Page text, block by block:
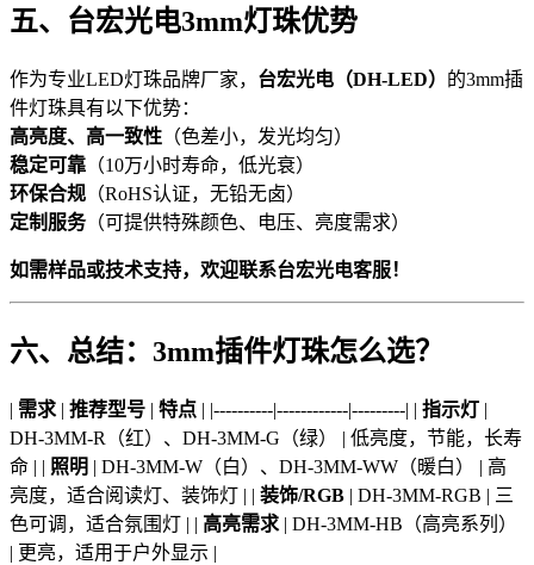
五、台宏光电3mm灯珠优势
作为专业LED灯珠品牌厂家， 台宏光电（DH-LED） 的3mm插
件灯珠具有以下优势：
高亮度、高一致性 （色差小，发光均匀）
稳定可靠 （10万小时寿命，低光衰）
环保合规 （RoHS认证，无铅无卤）
定制服务（可提供特殊颜色、电压、亮度需求）
如需样品或技术支持，欢迎联系台宏光电客服！
六、总结：3mm插件灯珠怎么选？
| 需求 | 推荐型号 | 特点 | |----------|------------|---------| | 指示灯 |
DH-3MM-R（红）、DH-3MM-G（绿） | 低亮度，节能，长寿
命 | | 照明 | DH-3MM-W（白）、DH-3MM-WW（暖白） | 高
亮度，适合阅读灯、装饰灯 | | 装饰/RGB | DH-3MM-RGB | 三
色可调，适合氛围灯 | | 高亮需求 | DH-3MM-HB（高亮系列）
| 更亮，适用于户外显示 |